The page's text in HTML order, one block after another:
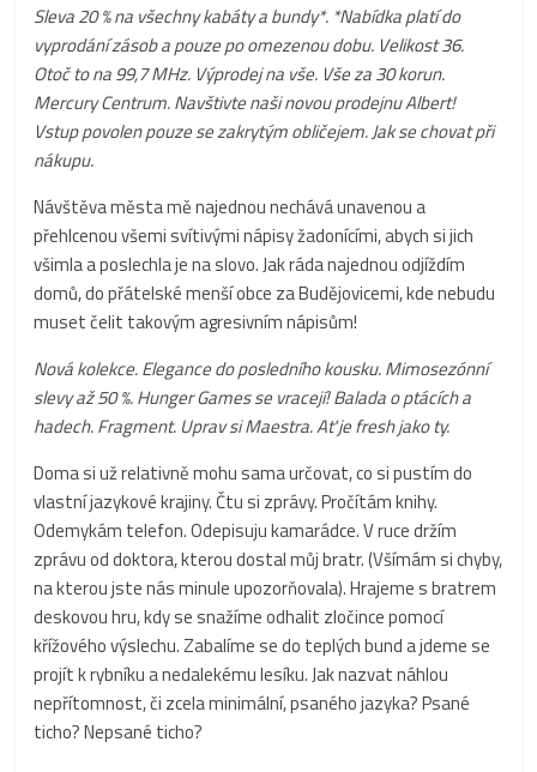
Sleva 20 % na všechny kabáty a bundy*. *Nabídka platí do
vyprodání zásob a pouze po omezenou dobu. Velikost 36.
Otoč to na 99,7 MHz. Výprodej na vše. Vše za 30 korun.
Mercury Centrum. Navštivte naši novou prodejnu Albert!
Vstup povolen pouze se zakrytým obličejem. Jak se chovat při
nákupu.
Návštěva města mě najednou nechává unavenou a
přehlcenou všemi svítivými nápisy žadonícími, abych si jich
všimla a poslechla je na slovo. Jak ráda najednou odjíždím
domů, do přátelské menší obce za Budějovicemi, kde nebudu
muset čelit takovým agresivním nápisům!
Nová kolekce. Elegance do posledního kousku. Mimosezónní
slevy až 50 %. Hunger Games se vracejí! Balada o ptácích a
hadech. Fragment. Uprav si Maestra. Ať je fresh jako ty.
Doma si už relativně mohu sama určovat, co si pustím do
vlastní jazykové krajiny. Čtu si zprávy. Pročítám knihy.
Odemykám telefon. Odepisuju kamarádce. V ruce držím
zprávu od doktora, kterou dostal můj bratr. (Všímám si chyby,
na kterou jste nás minule upozorňovala). Hrajeme s bratrem
deskovou hru, kdy se snažíme odhalit zločince pomocí
křížového výslechu. Zabalíme se do teplých bund a jdeme se
projít k rybníku a nedalekému lesíku. Jak nazvat náhlou
nepřítomnost, či zcela minimální, psaného jazyka? Psané
ticho? Nepsané ticho?